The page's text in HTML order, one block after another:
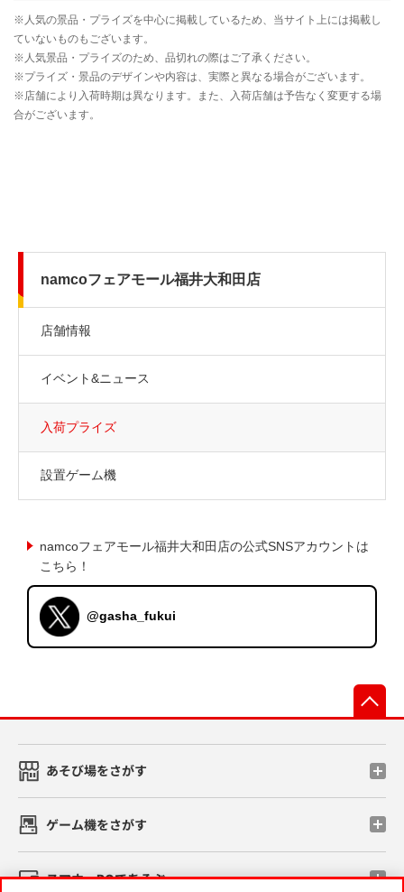
namcoフェアモール福井大和田店
店舗情報
イベント&ニュース
入荷プライズ
設置ゲーム機
namcoフェアモール福井大和田店の公式SNSアカウントは
こちら！
@gasha_fukui
あそび場をさがす
ゲーム機をさがす
スマホ・PCであそぶ